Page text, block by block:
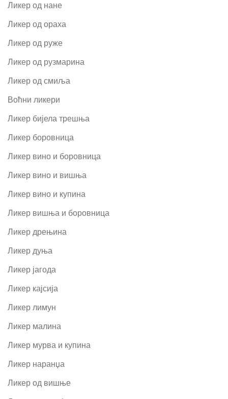
Ликер од нане
Ликер од ораха
Ликер од руже
Ликер од рузмарина
Ликер од смиља
Воћни ликери
Ликер бијела трешња
Ликер боровница
Ликер вино и боровница
Ликер вино и вишња
Ликер вино и купина
Ликер вишња и боровница
Ликер дрењина
Ликер дуња
Ликер јагода
Ликер кајсија
Ликер лимун
Ликер малина
Ликер мурва и купина
Ликер наранџа
Ликер од вишње